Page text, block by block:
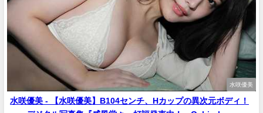
水咲優美
水咲優美 - 【水咲優美】B104センチ、Hカップの異次元ボディ！